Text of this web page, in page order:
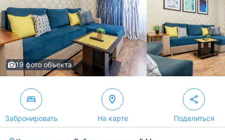
19 фото объекта
Забронировать На карте Поделиться